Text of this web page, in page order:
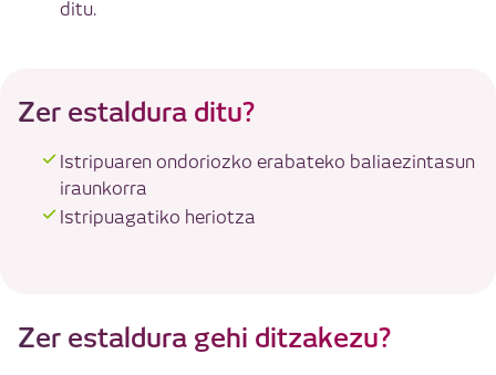
ditu.
Zer estaldura ditu?
Istripuaren ondoriozko erabateko baliaezintasun
iraunkorra
Istripuagatiko heriotza
Zer estaldura gehi ditzakezu?